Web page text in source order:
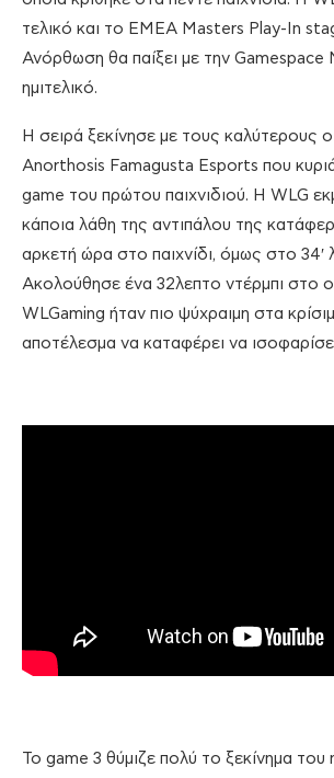
τελικό και το EMEA Masters Play-In
Ανόρθωση θα παίξει με την Gamespace
ημιτελικό.
Η σειρά ξεκίνησε με τους καλύτερους
Anorthosis Famagusta Esports που
game του πρώτου παιχνιδιού. Η WLG
κάποια λάθη της αντιπάλου της
αρκετή ώρα στο παιχνίδι, όμως στο 34′
Ακολούθησε ένα 32λεπτο ντέρμπι στο
WLGaming ήταν πιο ψύχραιμη στα
αποτέλεσμα να καταφέρει να
Το game 3 θύμιζε πολύ το ξεκίνημα του